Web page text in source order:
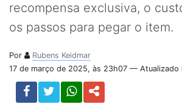
recompensa exclusiva, o
os passos para pegar o item.
Por
Rubens Keidmar
17 de março de 2025, às 23h07 — Atualizado